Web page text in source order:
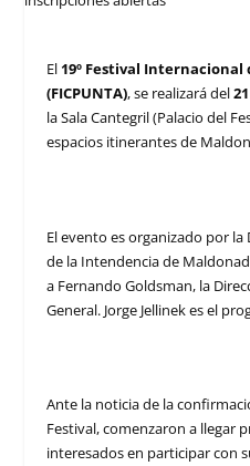
El 19º Festival Internacional
(FICPUNTA), se realizará del
la Sala Cantegril (Palacio del
espacios itinerantes de
El evento es organizado por
de la Intendencia de
a Fernando Goldsman, la
General. Jorge Jellinek es el
Ante la noticia de la
Festival, comenzaron a llegar
interesados en participar con